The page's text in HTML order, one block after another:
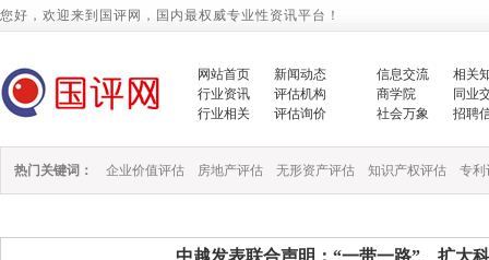
您好，欢迎来到国评网，国内最权威专业性资讯平台！
网站首页
新闻动态
行业资讯
评估机构
行业相关
评估询价
信息交流
相关
商学院
同业
社会万象
招聘
热门关键词： 企业价值评估 房地产评估 无形资产评估 知识产权评估 专利
中越发表联合声明：“一带一路”、扩大